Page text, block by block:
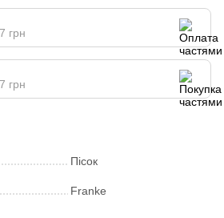
грн
грн
Пісок
Franke